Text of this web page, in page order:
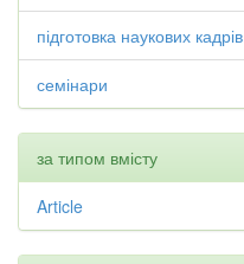
підготовка наукових кадрів
семінари
за типом вмісту
Article